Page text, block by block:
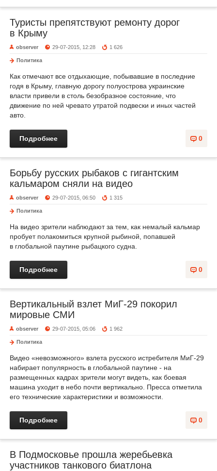
Туристы препятствуют ремонту дорог
в Крыму
observer 29-07-2015, 12:28 1 626
Политика
Как отмечают все отдыхающие, побывавшие в последние
годя в Крыму, главную дорогу полуострова украинские
власти привели в столь безобразное состояние, что
движение по ней чревато утратой подвески и иных частей
авто.
0
Подробнее
Борьбу русских рыбаков с гигантским
кальмаром сняли на видео
observer 29-07-2015, 06:50 1 315
Политика
На видео зрители наблюдают за тем, как немалый кальмар
пробует полакомиться крупной рыбиной, попавшей
в глобальной паутине рыбацкого судна.
0
Подробнее
Вертикальный взлет МиГ-29 покорил
мировые СМИ
observer 29-07-2015, 05:06 1 962
Политика
Видео «невозможного» взлета русского истребителя МиГ-29
набирает популярность в глобальной паутине - на
размещенных кадрах зрители могут видеть, как боевая
машина уходит в небо почти вертикально. Пресса отметила
его технические характеристики и возможности.
0
Подробнее
В Подмосковье прошла жеребьевка
участников танкового биатлона